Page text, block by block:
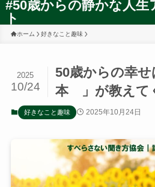
#50歳からの静かな人生
ト
ホーム 好きなこと趣味
50歳からの幸
本 」が教えて
2025
10/24
好きなこと趣味 2025年10月24日